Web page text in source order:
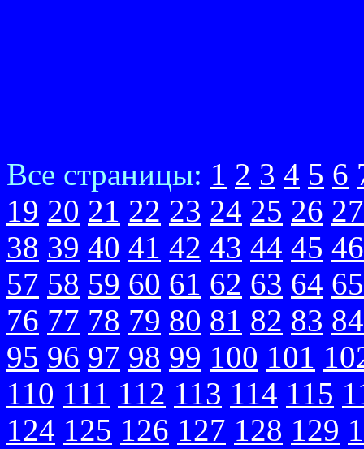
Все страницы: 1 2 3 4 5 6
19 20 21 22 23 24 25 26 27
38 39 40 41 42 43 44 45 46
57 58 59 60 61 62 63 64 65
76 77 78 79 80 81 82 83 84
95 96 97 98 99 100 101
110 111 112 113 114 115
124 125 126 127 128 129